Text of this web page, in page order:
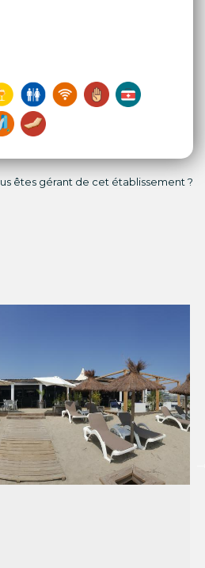
êtes gérant de cet établissement ?